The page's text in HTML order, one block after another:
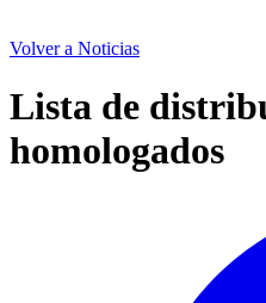
Volver a Noticias
Lista de
homologados